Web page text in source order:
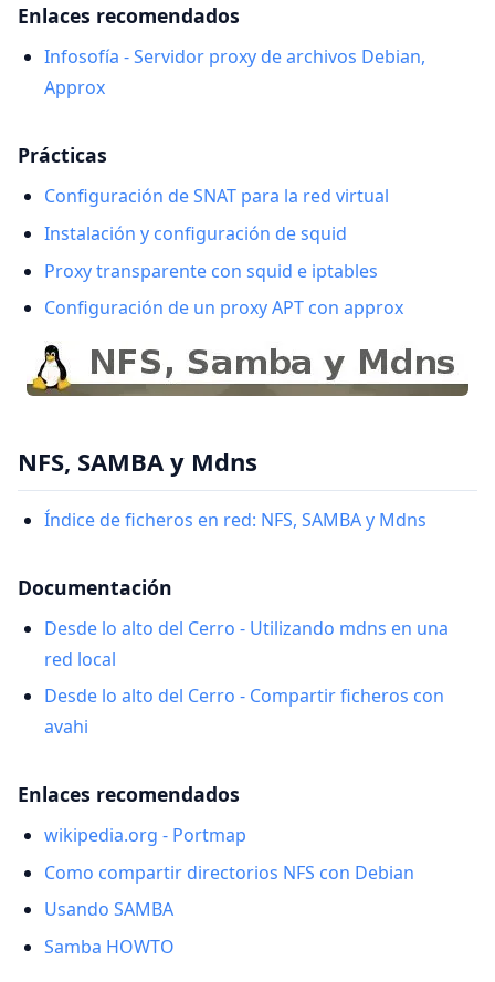
Enlaces recomendados
Infosofía - Servidor proxy de archivos Debian,
Approx
Prácticas
Configuración de SNAT para la red virtual
Instalación y configuración de squid
Proxy transparente con squid e iptables
Configuración de un proxy APT con approx
NFS, SAMBA y Mdns
Índice de ficheros en red: NFS, SAMBA y Mdns
Documentación
Desde lo alto del Cerro - Utilizando mdns en una
red local
Desde lo alto del Cerro - Compartir ficheros con
avahi
Enlaces recomendados
wikipedia.org - Portmap
Como compartir directorios NFS con Debian
Usando SAMBA
Samba HOWTO